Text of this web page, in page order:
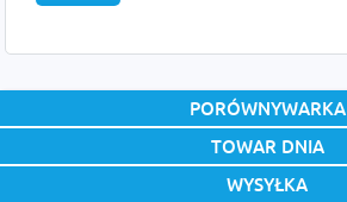
PORÓWNYWARKA
TOWAR DNIA
WYSYŁKA